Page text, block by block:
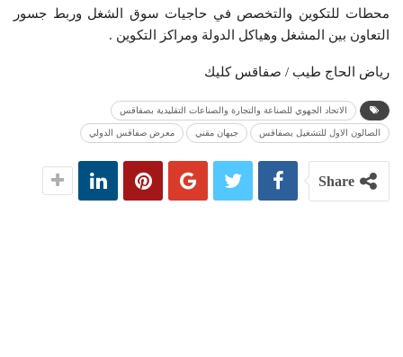
محطات للتكوين والتخصص في حاجيات سوق الشغل وربط جسور
التعاون بين المشغل وهياكل الدولة ومراكز التكوين .
رياض الحاج طيب / صفاقس كليك
الاتحاد الجهوي للصناعة والتجارة والصناعات التقليدية بصفاقس
الصالون الاول للتشغيل بصفاقس جيهان مقني معرض صفاقس الدولي
Share